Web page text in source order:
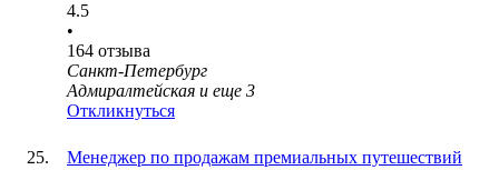
4.5
•
164 отзыва
Санкт-Петербург
Адмиралтейская и еще 3
Откликнуться
Менеджер по продажам премиальных путешествий